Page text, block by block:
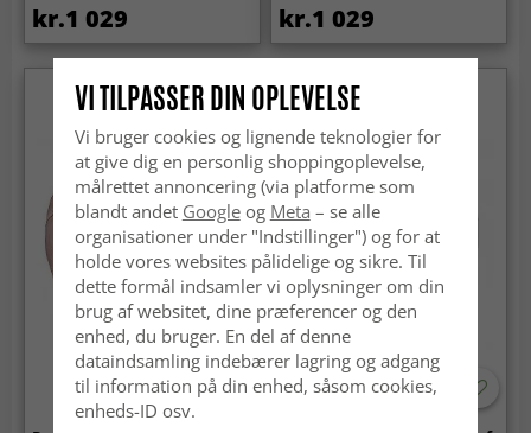
kr.1 029 kr.1 029
VI TILPASSER DIN OPLEVELSE
Vi bruger cookies og lignende teknologier for
at give dig en personlig shoppingoplevelse,
målrettet annoncering (via platforme som
blandt andet Googleog Meta – se alle
organisationer under "Indstillinger") og for at
holde vores websites pålidelige og sikre. Til
dette formål indsamler vi oplysninger om din
brug af websitet, dine præferencer og den
enhed, du bruger. En del af denne
dataindsamling indebærer lagring og adgang
til information på din enhed, såsom cookies,
enheds-ID osv.